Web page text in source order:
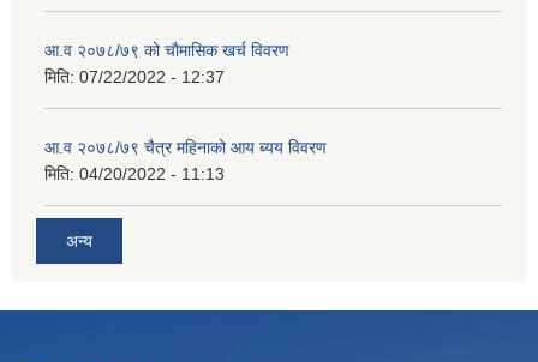
आ.व २०७८/७९ को चौमासिक खर्च विवरण
मिति: 07/22/2022 - 12:37
आ.व २०७८/७९ चैत्र महिनाको आय ब्यय विवरण
मिति: 04/20/2022 - 11:13
अन्य